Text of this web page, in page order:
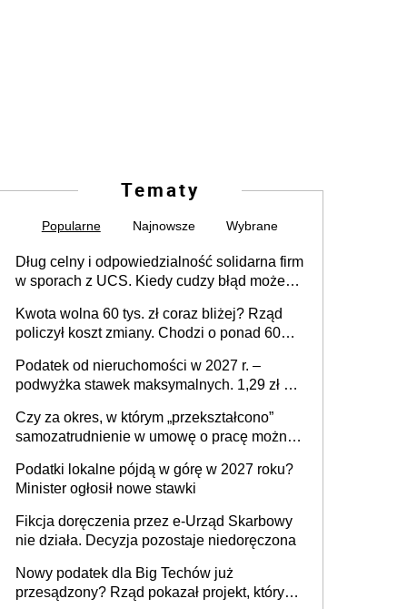
Tematy
Popularne Najnowsze Wybrane
Dług celny i odpowiedzialność solidarna firm
w sporach z UCS. Kiedy cudzy błąd może
Kwota wolna 60 tys. zł coraz bliżej? Rząd
policzył koszt zmiany. Chodzi o ponad 60
Podatek od nieruchomości w 2027 r. –
podwyżka stawek maksymalnych. 1,29 zł za
budynków i lokali związanych z
prowadzeniem działalności gospodarczej
Czy za okres, w którym „przekształcono”
samozatrudnienie w umowę o pracę można
umowy cywilnoprawnej jedynym
racjonalnym wyjściem
Podatki lokalne pójdą w górę w 2027 roku?
Minister ogłosił nowe stawki
Fikcja doręczenia przez e-Urząd Skarbowy
nie działa. Decyzja pozostaje niedoręczona
Nowy podatek dla Big Techów już
przesądzony? Rząd pokazał projekt, który